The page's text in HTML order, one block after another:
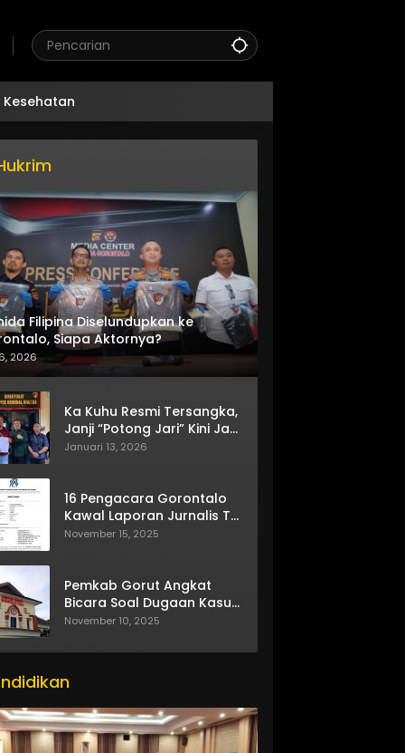
Kesehatan
Filipina Diselundupkan ke
Siapa Aktornya?
2026
Ka Kuhu Resmi Tersangka,
Janji “Potong Jari” Kini Jadi
Bumerang
Januari 13, 2026
16 Pengacara Gorontalo
Kawal Laporan Jurnalis TV
One
November 15, 2025
Pemkab Gorut Angkat
Bicara Soal Dugaan Kasus
Asusila Oknum ASN
November 10, 2025